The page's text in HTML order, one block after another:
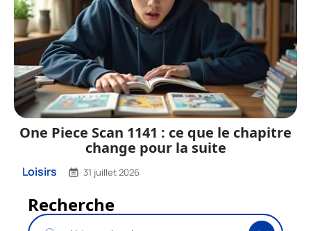
One Piece Scan 1141 : ce que le chapitre
change pour la suite
Loisirs 31 juillet 2026
Recherche